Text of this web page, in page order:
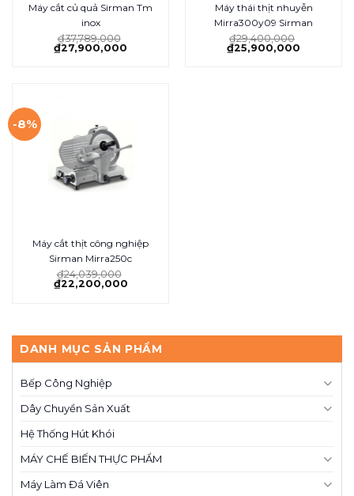
Máy cắt củ quả Sirman Tm
inox
₫37,789,000
₫27,900,000
Máy thái thịt nhuyễn
Mirra300y09 Sirman
₫29,400,000
₫25,900,000
-8%
Máy cắt thịt công nghiệp
Sirman Mirra250c
₫24,039,000
₫22,200,000
DANH MỤC SẢN PHẨM
Bếp Công Nghiệp
Dây Chuyền Sản Xuất
Hệ Thống Hút Khói
MÁY CHẾ BIẾN THỰC PHẨM
Máy Làm Đá Viên